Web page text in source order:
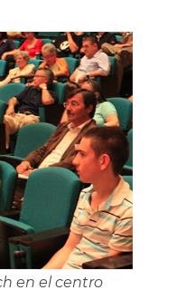
en el centro